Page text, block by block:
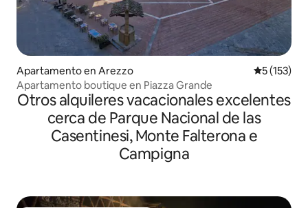
Apartamento en Arezzo
5 (153)
Apartamento boutique en Piazza Grande
Otros alquileres vacacionales excelentes
cerca de Parque Nacional de las
Casentinesi, Monte Falterona e
Campigna